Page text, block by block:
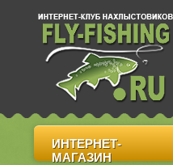
ИНТЕРНЕТ-
МАГАЗИН